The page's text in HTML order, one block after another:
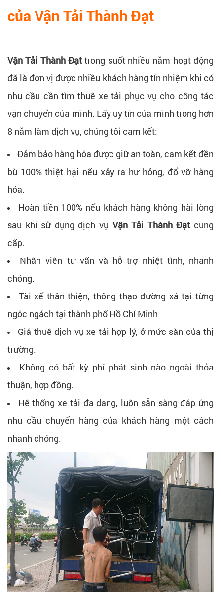
của Vận Tải Thành Đạt
Vận Tải Thành Đạt trong suốt nhiều năm hoạt động
đã là đơn vị được nhiều khách hàng tín nhiệm khi có
nhu cầu cần tìm thuê xe tải phục vụ cho công tác
vận chuyển của mình. Lấy uy tín của mình trong hơn
8 năm làm dịch vụ, chúng tôi cam kết:
Đảm bảo hàng hóa được giữ an toàn, cam kết đền
bù 100% thiệt hại nếu xảy ra hư hỏng, đổ vỡ hàng
hóa.
Hoàn tiền 100% nếu khách hàng không hài lòng
sau khi sử dụng dịch vụ Vận Tải Thành Đạtcung
cấp.
Nhân viên tư vấn và hỗ trợ nhiệt tình, nhanh
chóng.
Tài xế thân thiện, thông thạo đường xá tại từng
ngóc ngách tại thành phố Hồ Chí Minh
Giá thuê dịch vụ xe tải hợp lý, ở mức sàn của thị
trường.
Không có bất kỳ phí phát sinh nào ngoài thỏa
thuận, hợp đồng.
Hệ thống xe tải đa dạng, luôn sẵn sàng đáp ứng
nhu cầu chuyển hàng của khách hàng một cách
nhanh chóng.